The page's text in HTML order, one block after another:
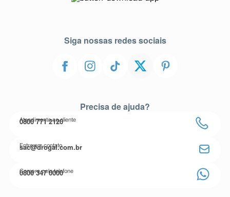
Siga nossas redes sociais
Precisa de ajuda?
Atendimento ao cliente
0800 771 2120
Entre em contato
sac@drogal.com.br
Compre pelo telefone
0800 347 0000